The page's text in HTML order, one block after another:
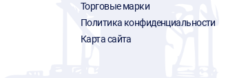
Торговые марки
Политика конфиденциальности
Карта сайта